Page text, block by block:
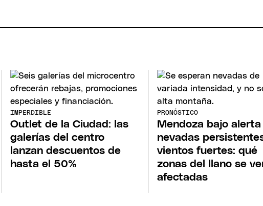
IMPERDIBLE
Outlet de la Ciudad: las
galerías del centro
lanzan descuentos de
hasta el 50%
PRONÓSTICO
Mendoza bajo
nevadas
vientos fuertes: qué
zonas del llano se
afectadas